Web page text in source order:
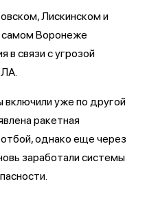
Лискинском и
самом Воронеже
в связи с угрозой
включили уже по другой
ракетная
однако еще через
заработали системы